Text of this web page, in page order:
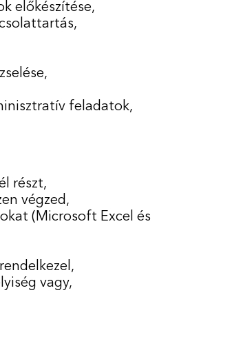
előkészítése,
feladatok,
részt,
végzed,
(Microsoft Excel és
vagy,